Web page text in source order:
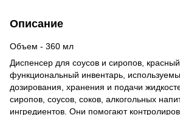
Описание
Объем - 360 мл
Диспенсер для соусов и сиропов,
функциональный инвентарь,
дозирования, хранения и подачи
сиропов, соусов, соков, алкогольных
ингредиентов. Они помогают